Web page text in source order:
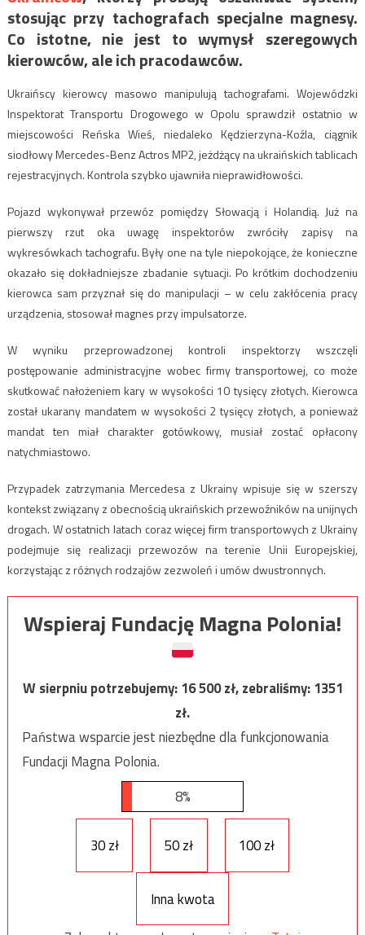
stosując przy tachografach specjalne magnesy.
Co istotne, nie jest to wymysł szeregowych
kierowców, ale ich pracodawców.
Ukraińscy kierowcy masowo manipulują tachografami. Wojewódzki
Inspektorat Transportu Drogowego w Opolu sprawdził ostatnio w
miejscowości Reńska Wieś, niedaleko Kędzierzyna-Koźla, ciągnik
siodłowy Mercedes-Benz Actros MP2, jeżdżący na ukraińskich tablicach
rejestracyjnych. Kontrola szybko ujawniła nieprawidłowości.
Pojazd wykonywał przewóz pomiędzy Słowacją i Holandią. Już na
pierwszy rzut oka uwagę inspektorów zwróciły zapisy na
wykresówkach tachografu. Były one na tyle niepokojące, że konieczne
okazało się dokładniejsze zbadanie sytuacji. Po krótkim dochodzeniu
kierowca sam przyznał się do manipulacji – w celu zakłócenia pracy
urządzenia, stosował magnes przy impulsatorze.
W wyniku przeprowadzonej kontroli inspektorzy wszczęli
postępowanie administracyjne wobec firmy transportowej, co może
skutkować nałożeniem kary w wysokości 10 tysięcy złotych. Kierowca
został ukarany mandatem w wysokości 2 tysięcy złotych, a ponieważ
mandat ten miał charakter gotówkowy, musiał zostać opłacony
natychmiastowo.
Przypadek zatrzymania Mercedesa z Ukrainy wpisuje się w szerszy
kontekst związany z obecnością ukraińskich przewoźników na unijnych
drogach. W ostatnich latach coraz więcej firm transportowych z Ukrainy
podejmuje się realizacji przewozów na terenie Unii Europejskiej,
korzystając z różnych rodzajów zezwoleń i umów dwustronnych.
Wspieraj Fundację Magna Polonia!
W sierpniu potrzebujemy:16 500zł, zebraliśmy:1351
zł.
Państwa wsparcie jest niezbędne dla funkcjonowania
Fundacji Magna Polonia.
8%
30 zł 50 zł 100 zł
Inna kwota